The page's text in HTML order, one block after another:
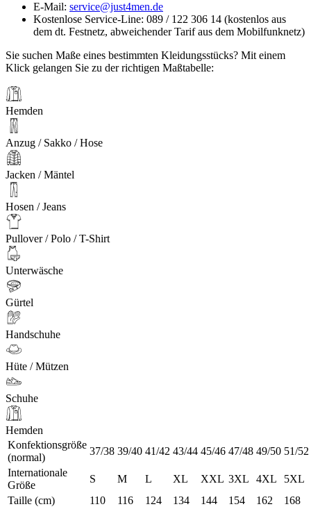
E-Mail: service@just4men.de
Kostenlose Service-Line: 089 / 122 306 14 (kostenlos aus
dem dt. Festnetz, abweichender Tarif aus dem Mobilfunknetz)
Sie suchen Maße eines bestimmten Kleidungsstücks? Mit einem
Klick gelangen Sie zu der richtigen Maßtabelle:
Hemden
Anzug / Sakko / Hose
Jacken / Mäntel
Hosen / Jeans
Pullover / Polo / T-Shirt
Unterwäsche
Gürtel
Handschuhe
Hüte / Mützen
Schuhe
Hemden
Konfektionsgröße
(normal)
37/38 39/40 41/42 43/44 45/46 47/48 49/50 51/52
Internationale
Größe
S M L XL XXL 3XL 4XL
5XL
Taille (cm)
110 116 124 134 144 154 162
168